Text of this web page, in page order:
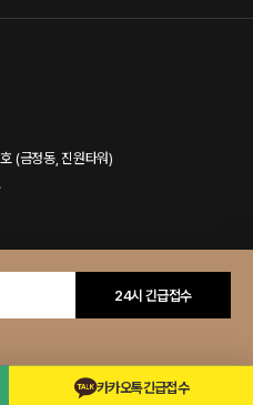
24시 긴급접수
(금정동, 진원타워)
카카오톡긴급접수